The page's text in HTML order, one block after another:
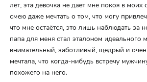
лет, эта девочка не дает мне покоя в
смею даже мечтать о том, что могу
что мне остаётся, это лишь наблюдать за
папа для меня стал эталоном идеального
внимательный, заботливый, щедрый и
мечтала, что когда-нибудь встречу
похожего на него.